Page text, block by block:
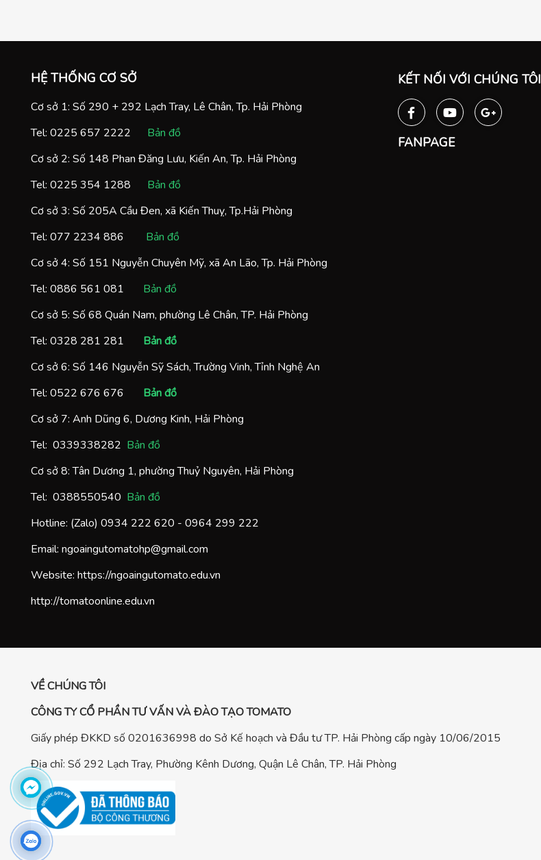
HỆ THỐNG CƠ SỞ
Cơ sở 1: Số 290 + 292 Lạch Tray, Lê Chân, Tp. Hải Phòng
Tel: 0225 657 2222
Bản đồ
Cơ sở 2: Số 148 Phan Đăng Lưu, Kiến An, Tp. Hải Phòng
Tel: 0225 354 1288
Bản đồ
Cơ sở 3: Số 205A Cầu Đen, xã Kiến Thuỵ, Tp.Hải Phòng
Tel: 077 2234 886
Bản đồ
Cơ sở 4: Số 151 Nguyễn Chuyên Mỹ, xã An Lão, Tp. Hải Phòng
Tel: 0886 561 081
Bản đồ
Cơ sở 5: Số 68 Quán Nam, phường Lê Chân, TP. Hải Phòng
Tel: 0328 281 281
Bản đồ
Cơ sở 6: Số 146 Nguyễn Sỹ Sách, Trường Vinh, Tỉnh Nghệ An
Tel: 0522 676 676
Bản đồ
Cơ sở 7: Anh Dũng 6, Dương Kinh, Hải Phòng
Tel: 0339338282 Bản đồ
Cơ sở 8: Tân Dương 1, phường Thuỷ Nguyên, Hải Phòng
Tel: 0388550540 Bản đồ
Hotline: (Zalo) 0934 222 620 - 0964 299 222
Email: ngoaingutomatohp@gmail.com
Website: https://ngoaingutomato.edu.vn
http://tomatoonline.edu.vn
KẾT NỐI VỚI CHÚNG TÔI
FANPAGE
VỀ CHÚNG TÔI
CÔNG TY CỔ PHẦN TƯ VẤN VÀ ĐÀO TẠO TOMATO
Giấy phép ĐKKD số 0201636998 do Sở Kế hoạch và Đầu tư TP. Hải Phòng cấp ngày 10/06/2015
Địa chỉ: Số 292 Lạch Tray, Phường Kênh Dương, Quận Lê Chân, TP. Hải Phòng